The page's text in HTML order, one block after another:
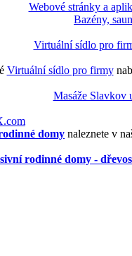
Webové stránky a
Bazény,
Virtuální sídlo pro
Virtuální sídlo pro firmy
Masáže Slavkov
domy naleznete v
rodinné domy -